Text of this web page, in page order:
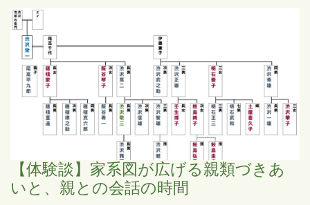
【体験談】家系図が広げる親類づきあ
いと、親との会話の時間